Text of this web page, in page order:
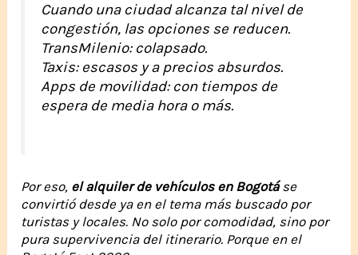
Cuando una ciudad alcanza tal nivel de
congestión, las opciones se reducen.
TransMilenio: colapsado.
Taxis: escasos y a precios absurdos.
Apps de movilidad: con tiempos de
espera de media hora o más.
Por eso, el alquiler de vehículos en Bogotáse
convirtió desde ya en el tema más buscado por
turistas y locales. No solo por comodidad, sino por
pura supervivencia del itinerario. Porque en el